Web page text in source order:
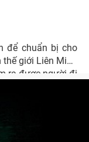
để chuẩn bị cho
giới Liên Minh
ra được người đi